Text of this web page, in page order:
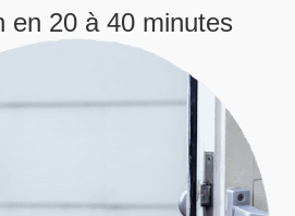
en 20 à 40 minutes